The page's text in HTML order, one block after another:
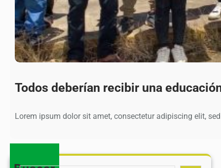
Todos deberían recibir una
Lorem ipsum dolor sit amet, consectetur adipiscing elit,